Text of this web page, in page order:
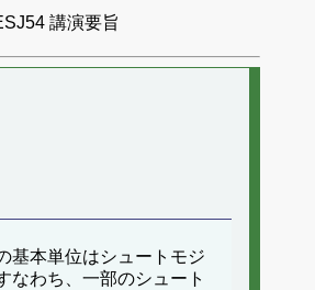
講演要旨
基本単位はシュートモジ
なわち、一部のシュート